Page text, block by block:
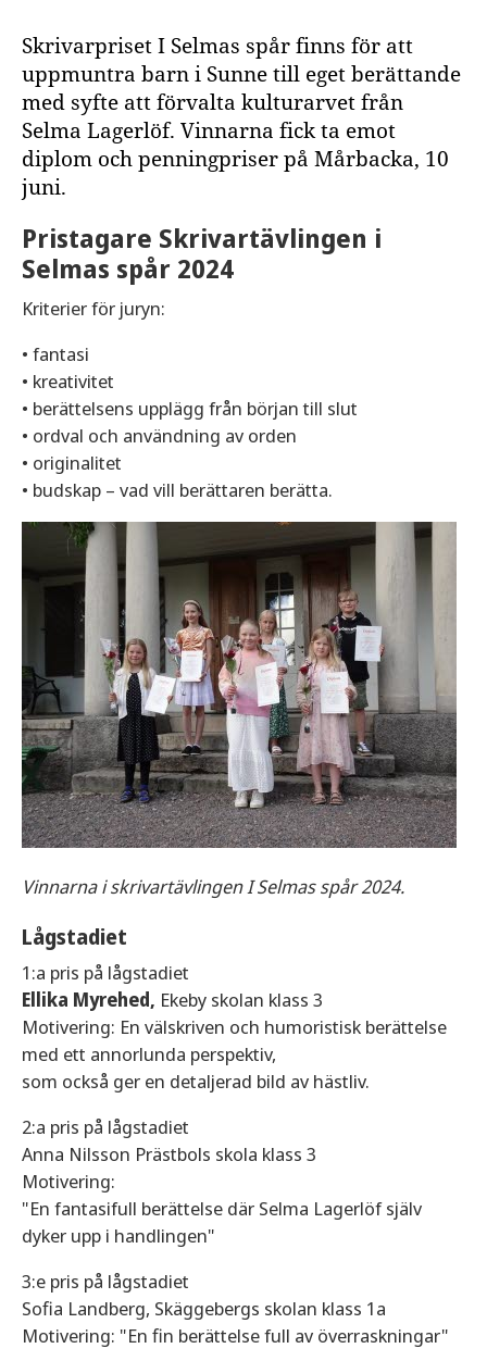
Skrivarpriset I Selmas spår finns för att
uppmuntra barn i Sunne till eget berättande
med syfte att förvalta kulturarvet från
Selma Lagerlöf. Vinnarna fick ta emot
diplom och penningpriser på Mårbacka, 10
juni.
Pristagare Skrivartävlingen i
Selmas spår 2024
Kriterier för juryn:
• fantasi
• kreativitet
• berättelsens upplägg från början till slut
• ordval och användning av orden
• originalitet
• budskap – vad vill berättaren berätta.
Vinnarna i skrivartävlingen I Selmas spår 2024.
Lågstadiet
1:a pris på lågstadiet
Ellika Myrehed, Ekeby skolan klass 3
Motivering: En välskriven och humoristisk berättelse
med ett annorlunda perspektiv,
som också ger en detaljerad bild av hästliv.
2:a pris på lågstadiet
Anna Nilsson Prästbols skola klass 3
Motivering:
"En fantasifull berättelse där Selma Lagerlöf själv
dyker upp i handlingen"
3:e pris på lågstadiet
Sofia Landberg, Skäggebergs skolan klass 1a
Motivering: "En fin berättelse full av överraskningar"